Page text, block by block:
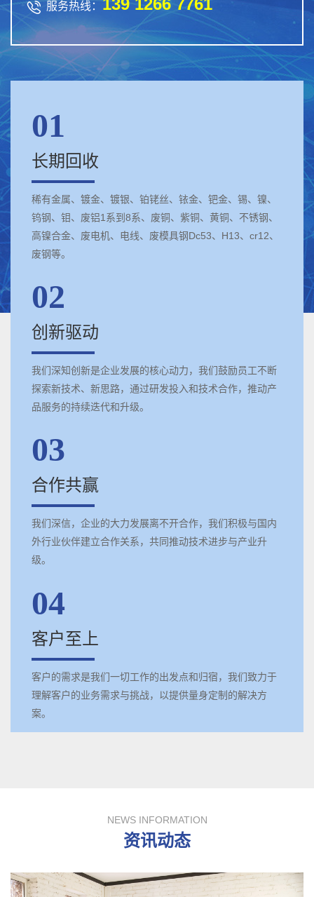
 服务热线：
01
长期回收
稀有金属、镀金、镀银、铂铑丝、铱金、钯金、锡、镍、
钨钢、钼、废铝1系到8系、废铜、紫铜、黄铜、不锈钢、
高镍合金、废电机、电线、废模具钢Dc53、H13、cr12、
废钢等。
02
创新驱动
我们深知创新是企业发展的核心动力，我们鼓励员工不断
探索新技术、新思路，通过研发投入和技术合作，推动产
品服务的持续迭代和升级。
03
合作共赢
我们深信，企业的大力发展离不开合作，我们积极与国内
外行业伙伴建立合作关系，共同推动技术进步与产业升
级。
04
客户至上
客户的需求是我们一切工作的出发点和归宿，我们致力于
理解客户的业务需求与挑战，以提供量身定制的解决方
案。
NEWS INFORMATION
资讯动态